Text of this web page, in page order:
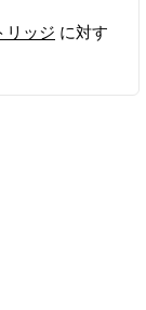
リッジ に対す